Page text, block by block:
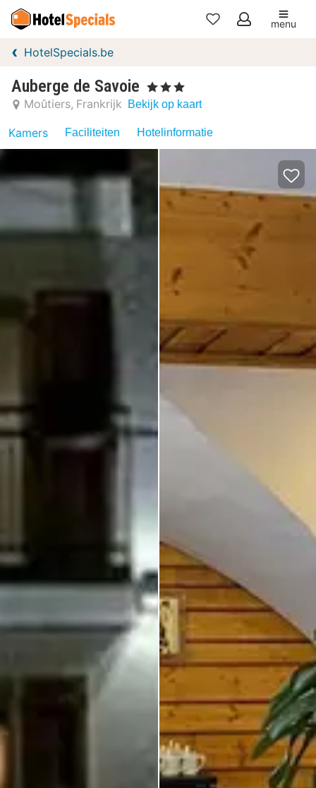
Mijn
menu
HotelSpecials.be
Auberge de Savoie , 3 Sterren
Moûtiers Frankrijk Bekijk op kaart
Kamers Faciliteiten Hotelinformatie